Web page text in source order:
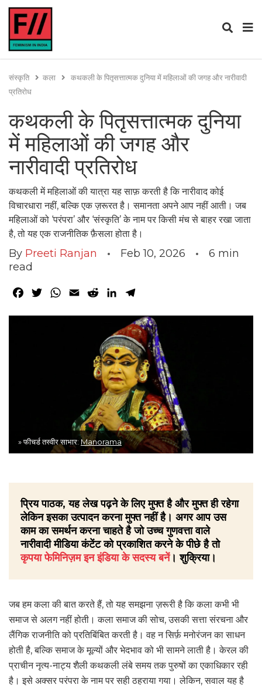
संस्कृति कला
कथकली के पितृसत्तात्मक दुनिया में महिलाओं की जगह और नारीवादी
प्रतिरोध
कथकली के पितृसत्तात्मक दुनिया
में महिलाओं की जगह और
नारीवादी प्रतिरोध
कथकली में महिलाओं की यात्रा यह साफ़ करती है कि नारीवाद कोई
विचारधारा नहीं, बल्कि एक ज़रूरत है। समानता अपने आप नहीं आती। जब
महिलाओं को ‘परंपरा’ और ‘संस्कृति’ के नाम पर किसी मंच से बाहर रखा जाता
है, तो यह एक राजनीतिक फ़ैसला होता है।
By Preeti Ranjan Feb 10, 2026 6 min
read
Facebook
TwitterWhatsApp
Email RedditLinkedIn
» फीचर्ड तस्वीर साभार: Manorama
प्रिय पाठक, यह लेख पढ़ने के लिए मुफ्त है और मुफ्त ही रहेगा
लेकिन इसका उत्पादन करना मुफ्त नहीं है। अगर आप उस
काम का समर्थन करना चाहते है जो उच्च गुणवत्ता वाले
नारीवादी मीडिया कंटेंट को प्रकाशित करने के पीछे है तो
कृपया फेमिनिज़म इन इंडिया के सदस्य बनें। शुक्रिया।
जब हम कला की बात करते हैं, तो यह समझना ज़रूरी है कि कला कभी भी
समाज से अलग नहीं होती। कला समाज की सोच, उसकी सत्ता संरचना और
लैंगिक राजनीति को प्रतिबिंबित करती है। वह न सिर्फ़ मनोरंजन का साधन
होती है, बल्कि समाज के मूल्यों और भेदभाव को भी सामने लाती है। केरल की
प्राचीन नृत्य-नाट्य शैली कथकली लंबे समय तक पुरुषों का एकाधिकार रही
है। इसे अक्सर परंपरा के नाम पर सही ठहराया गया। लेकिन, सवाल यह है